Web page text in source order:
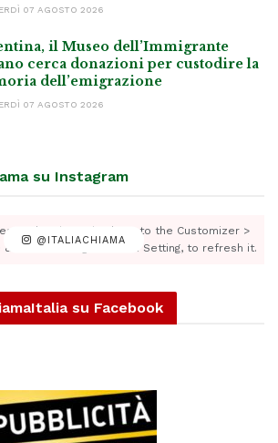
07 AGOSTO 2026
il Museo dell’Immigrante
cerca donazioni per custodire la
dell’emigrazione
07 AGOSTO 2026
su Instagram
@ITALIACHIAMA
Token is expired, Go to the Customizer >
& View > Instagram Feed Setting, to refresh it.
su Facebook